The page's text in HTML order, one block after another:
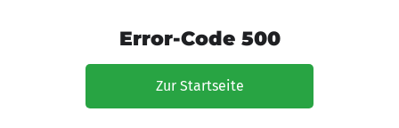
Error-Code 500
Zur Startseite